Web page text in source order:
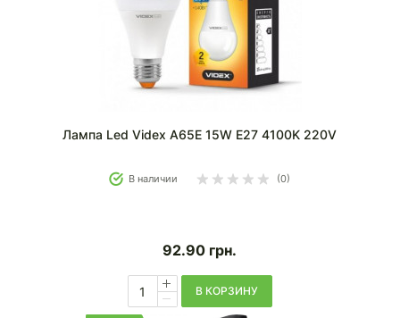
Лампа Led Videx A65E 15W E27 4100K 220V
В наличии (0)
92.90 грн.
В КОРЗИНУ